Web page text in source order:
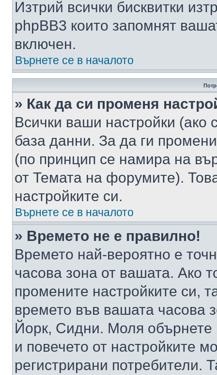
Изтрий всички бисквитки
phpBB3 които запомнят
включен.
Върнете се в началото
» Как да си променя
Всички ваши настройки (ако
база данни. За да ги
(по принцип се намира на
от Темата на форумите).
настройките си.
Върнете се в началото
» Времето не е правилно!
Времето най-вероятно е
часова зона от вашата. Ако
промените настройките си,
времето във вашата
Йорк, Сидни. Моля обърнете
и повечето от настройките
регистрирани потребители.